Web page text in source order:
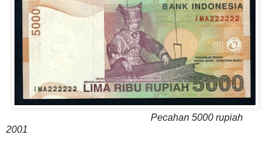
Pecahan 5000 rupiah
2001